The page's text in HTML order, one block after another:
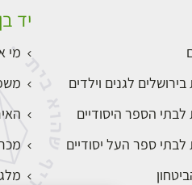
בירושלים לגנים וילדים
לבתי הספר היסודיים
לבתי ספר העל יסודיים
יד
מי